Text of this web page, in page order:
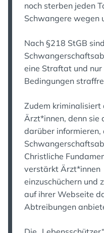
noch sterben jeden
Schwangere wegen
Nach §218 StGB sind
eine Straftat und
Bedingungen
Zudem kriminalisiert
Ärzt*innen, denn sie
darüber informieren,
Christliche
verstärkt Ärzt*innen
einzuschüchern und
auf ihrer Webseite
Abtreibungen